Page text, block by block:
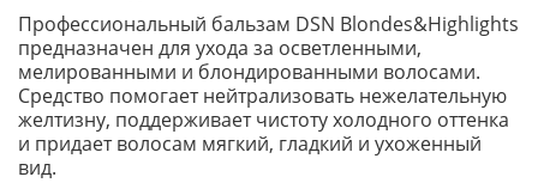
Профессиональный бальзам DSN Blondes&Highlights
предназначен для ухода за осветленными,
мелированными и блондированными волосами.
Средство помогает нейтрализовать нежелательную
желтизну, поддерживает чистоту холодного оттенка
и придает волосам мягкий, гладкий и ухоженный
вид.